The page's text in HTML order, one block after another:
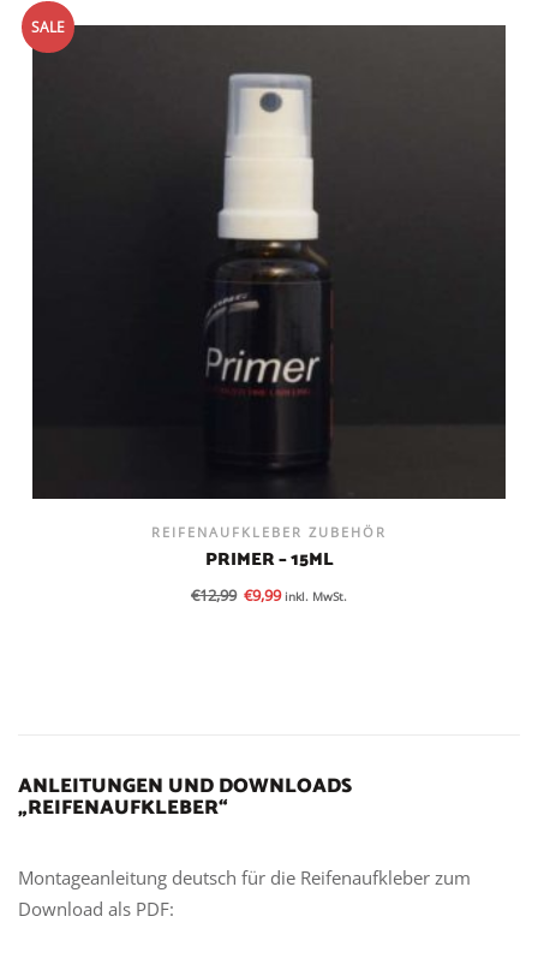
SALE
REIFENAUFKLEBER ZUBEHÖR
PRIMER – 15ML
€12,99 €9,99 inkl. MwSt.
ANLEITUNGEN UND DOWNLOADS
„REIFENAUFKLEBER“
Montageanleitung deutsch für die Reifenaufkleber zum
Download als PDF: